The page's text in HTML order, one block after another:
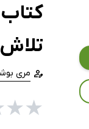
کتاب
مری
★
★